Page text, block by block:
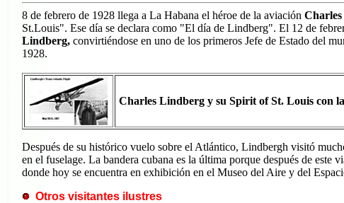
8 de febrero de 1928 llega a La Habana el héroe de la aviación
St.Louis". Ese día se declara como "El día de Lindberg". El 12 de
Lindberg,convirtiéndose en uno de los primeros Jefe de Estado del
1928.
Charles Lindberg y su Spirit of St. Louis con
Después de su histórico vuelo sobre el Atlántico, Lindbergh visitó
en el fuselage. La bandera cubana es la última porque después de
donde hoy se encuentra en exhibición en el Museo del Aire y del
Otros visitantes ilustres